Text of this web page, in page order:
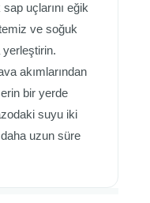
uçlarını eğik
ve soğuk
akımlarından
bir yerde
suyu iki
uzun süre